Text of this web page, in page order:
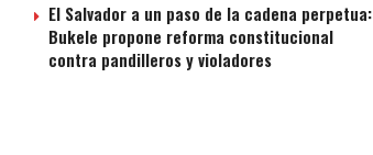
El Salvador a un paso de la cadena perpetua:
Bukele propone reforma constitucional
contra pandilleros y violadores